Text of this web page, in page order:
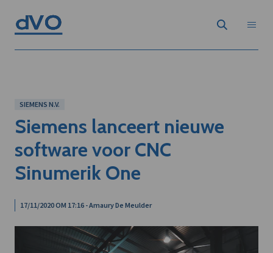
SIEMENS N.V.
Siemens lanceert nieuwe
software voor CNC
Sinumerik One
17/11/2020 OM 17:16 - Amaury De Meulder